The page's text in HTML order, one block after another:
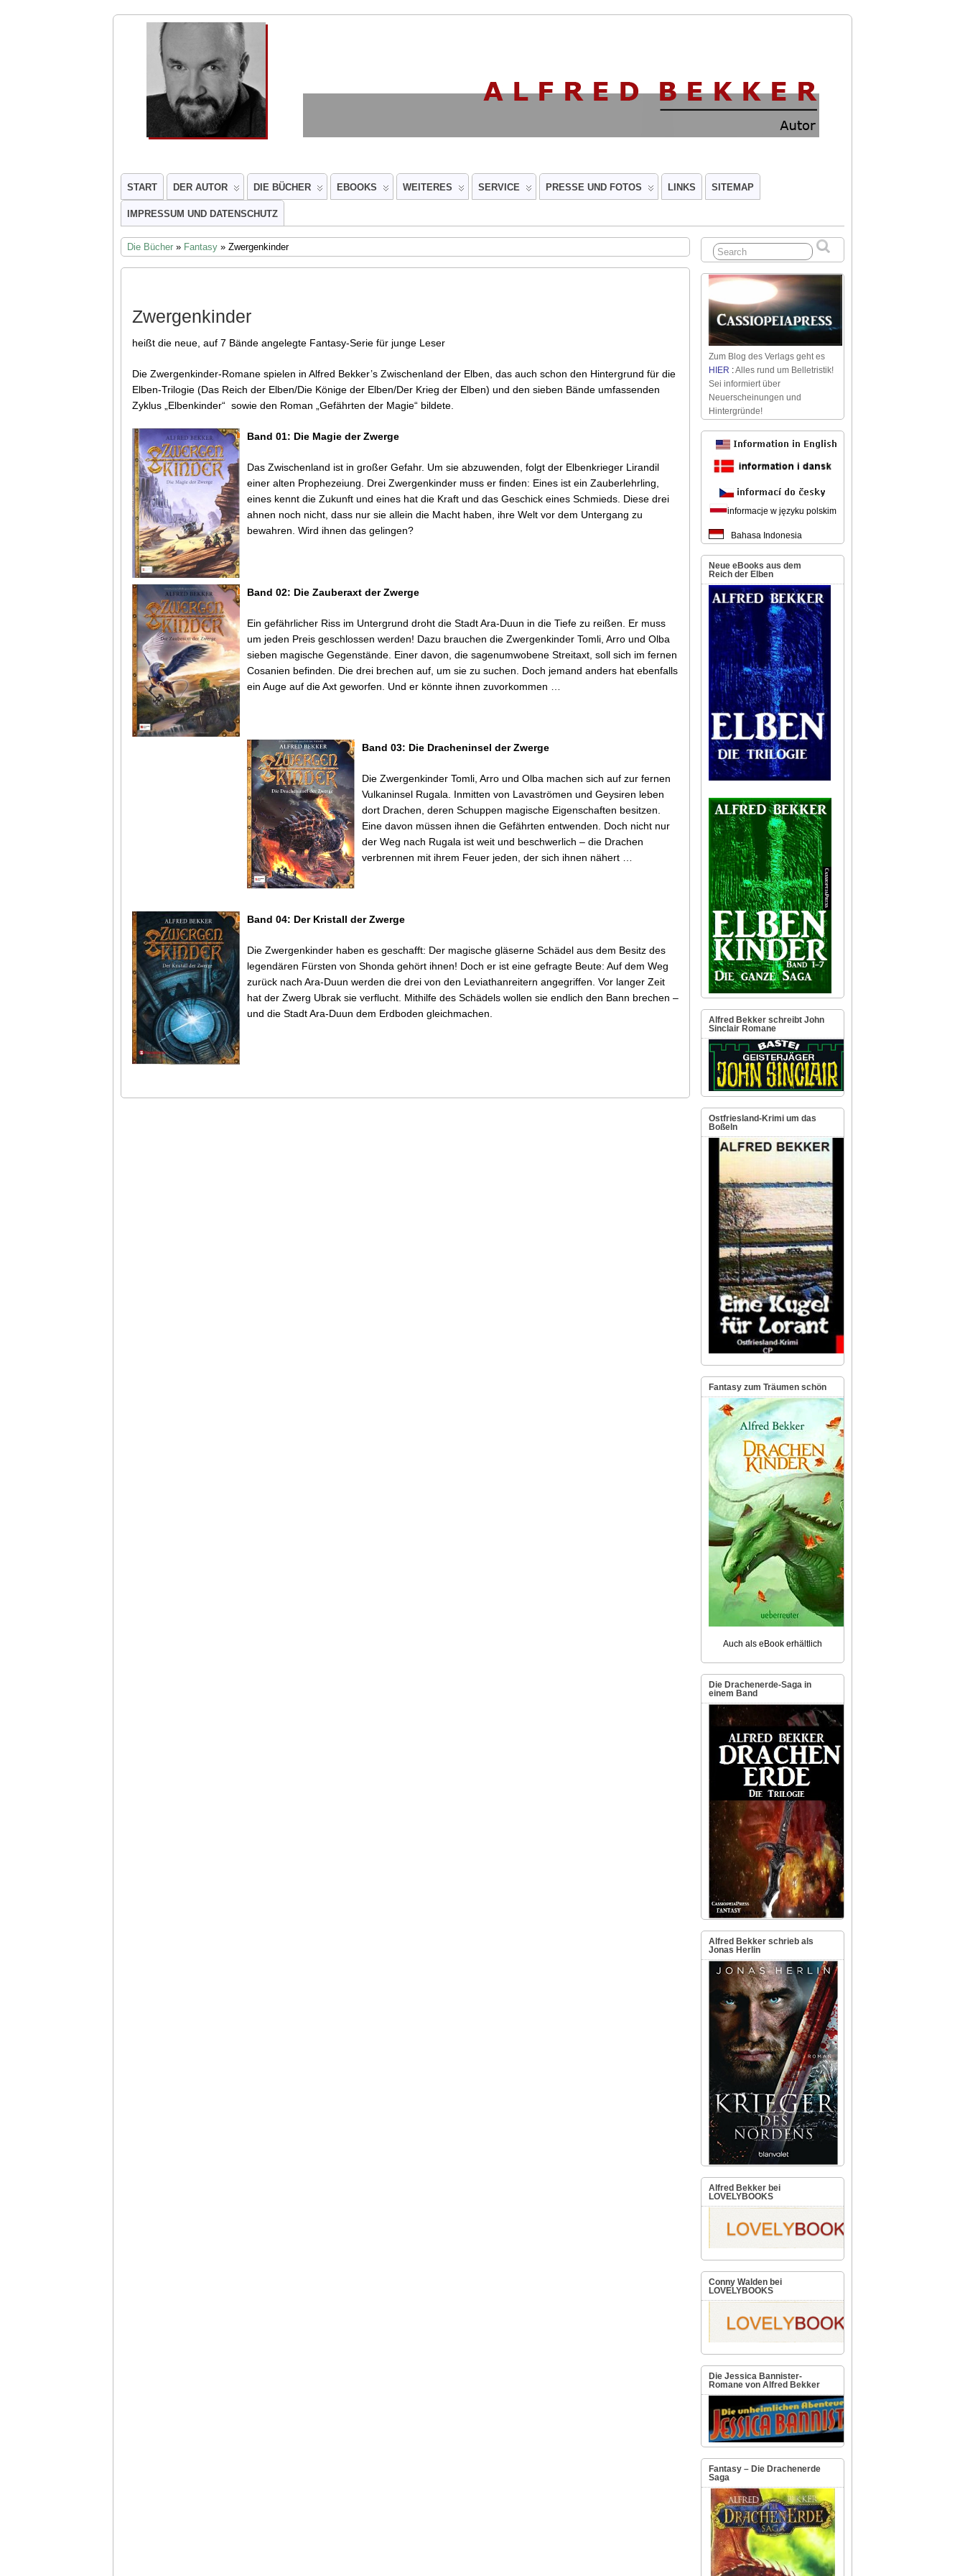
START DER AUTOR DIE BÜCHER EBOOKS WEITERES SERVICE PRESSE UND FOTOS LINKS SITEMAP
IMPRESSUM UND DATENSCHUTZ
Die Bücher » Fantasy » Zwergenkinder
Zwergenkinder
heißt die neue, auf 7 Bände angelegte Fantasy-Serie für junge Leser
Die Zwergenkinder-Romane spielen in Alfred Bekker’s Zwischenland der Elben, das auch schon den Hintergrund für die
Elben-Trilogie (Das Reich der Elben/Die Könige der Elben/Der Krieg der Elben) und den sieben Bände umfassenden
Zyklus „Elbenkinder“ sowie den Roman „Gefährten der Magie“ bildete.
Band 01: Die Magie der Zwerge
Das Zwischenland ist in großer Gefahr. Um sie abzuwenden, folgt der Elbenkrieger Lirandil
einer alten Prophezeiung. Drei Zwergenkinder muss er finden: Eines ist ein Zauberlehrling,
eines kennt die Zukunft und eines hat die Kraft und das Geschick eines Schmieds. Diese drei
ahnen noch nicht, dass nur sie allein die Macht haben, ihre Welt vor dem Untergang zu
bewahren. Wird ihnen das gelingen?
Band 02: Die Zauberaxt der Zwerge
Ein gefährlicher Riss im Untergrund droht die Stadt Ara-Duun in die Tiefe zu reißen. Er muss
um jeden Preis geschlossen werden! Dazu brauchen die Zwergenkinder Tomli, Arro und Olba
sieben magische Gegenstände. Einer davon, die sagenumwobene Streitaxt, soll sich im fernen
Cosanien befinden. Die drei brechen auf, um sie zu suchen. Doch jemand anders hat ebenfalls
ein Auge auf die Axt geworfen. Und er könnte ihnen zuvorkommen …
Band 03: Die Dracheninsel der Zwerge
Die Zwergenkinder Tomli, Arro und Olba machen sich auf zur fernen
Vulkaninsel Rugala. Inmitten von Lavaströmen und Geysiren leben
dort Drachen, deren Schuppen magische Eigenschaften besitzen.
Eine davon müssen ihnen die Gefährten entwenden. Doch nicht nur
der Weg nach Rugala ist weit und beschwerlich – die Drachen
verbrennen mit ihrem Feuer jeden, der sich ihnen nähert …
Band 04: Der Kristall der Zwerge
Die Zwergenkinder haben es geschafft: Der magische gläserne Schädel aus dem Besitz des
legendären Fürsten von Shonda gehört ihnen! Doch er ist eine gefragte Beute: Auf dem Weg
zurück nach Ara-Duun werden die drei von den Leviathanreitern angegriffen. Vor langer Zeit
hat der Zwerg Ubrak sie verflucht. Mithilfe des Schädels wollen sie endlich den Bann brechen –
und die Stadt Ara-Duun dem Erdboden gleichmachen.
Zum Blog des Verlags geht es
HIER :Alles rund um Belletristik!
Sei informiert über
Neuerscheinungen und
Hintergründe!
informacje w języku polskim
Bahasa Indonesia
Neue eBooks aus dem
Reich der Elben
Alfred Bekker schreibt John
Sinclair Romane
Ostfriesland-Krimi um das
Boßeln
Fantasy zum Träumen schön
Auch als eBook erhältlich
Die Drachenerde-Saga in
einem Band
Alfred Bekker schrieb als
Jonas Herlin
Alfred Bekker bei
LOVELYBOOKS
Conny Walden bei
LOVELYBOOKS
Die Jessica Bannister-
Romane von Alfred Bekker
Fantasy – Die Drachenerde
Saga